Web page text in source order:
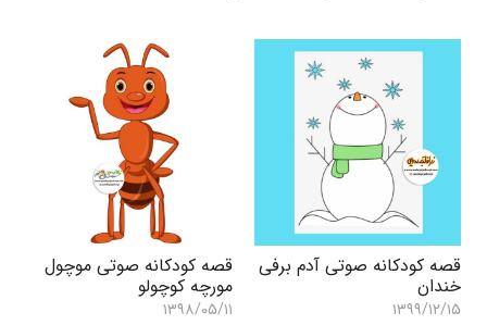
قصه کودکانه صوتی آدم برفی
خندان
۱۳۹۹/۱۲/۱۵
قصه کودکانه صوتی موچول
مورچه کوچولو
۱۳۹۸/۰۵/۱۱